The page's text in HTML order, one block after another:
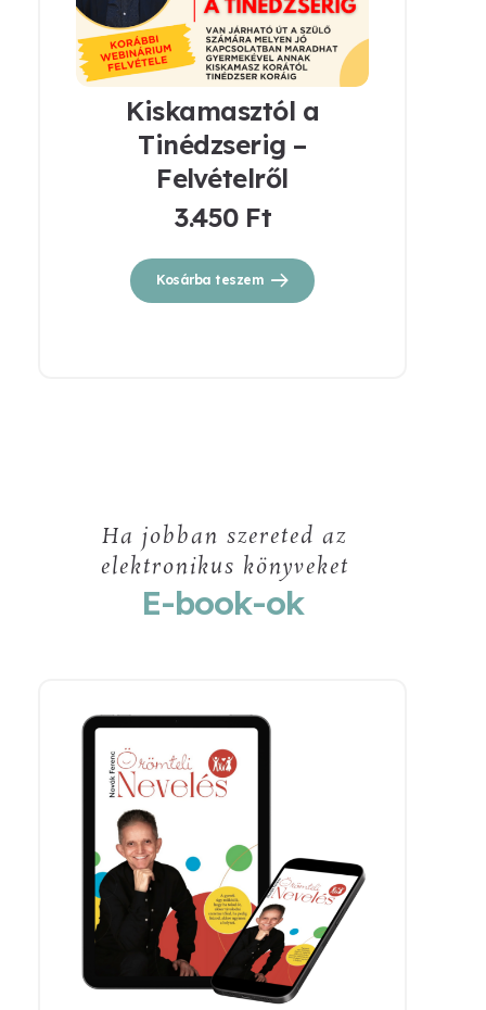
Kiskamasztól a
Tinédzserig –
Felvételről
3.450 Ft
Kosárba teszem
Ha jobban szereted az
elektronikus könyveket
E-book-ok